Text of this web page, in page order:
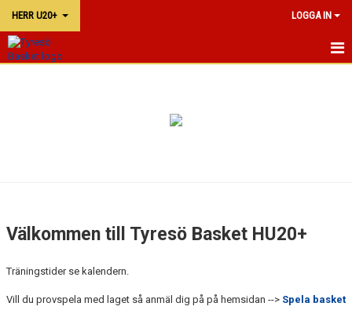
HERR U20+ LOGGA IN
Välkommen till Tyresö Basket HU20+
Träningstider se kalendern.
Vill du provspela med laget så anmäl dig på på hemsidan --> Spela basket